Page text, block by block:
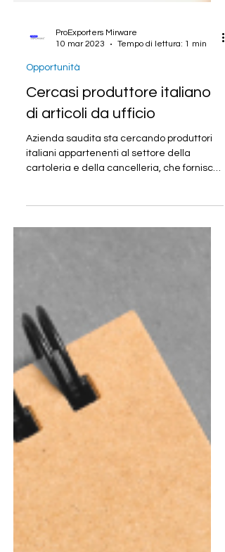
10 mar 2023
Opportunità
Cercasi produttore italiano
di articoli da ufficio
Azienda saudita sta cercando produttori
italiani appartenenti al settore della
adesi...